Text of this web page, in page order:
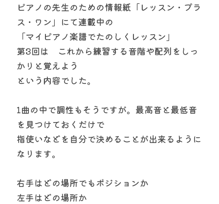
ピアノの先生のための情報紙「レッスン・プラ
ス・ワン」にて連載中の
「マイピアノ楽譜でたのしくレッスン」
第3回は　これから練習する音階や配列をしっ
かりと覚えよう
という内容でした。
1曲の中で調性もそうですが。最高音と最低音
を見つけておくだけで
指使いなどを自分で決めることが出来るように
なります。
右手はどの場所でもポジションか
左手はどの場所か